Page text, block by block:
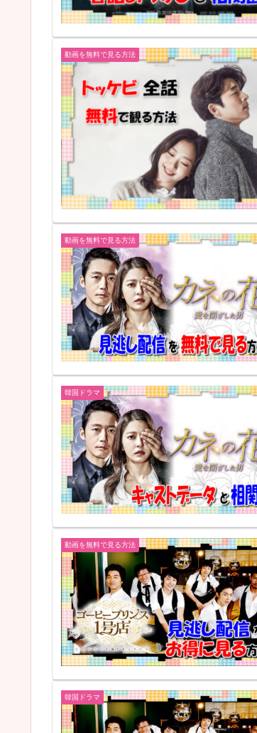
動画を無料で見る方法
動画を無料で見る方法
韓国ドラマ
動画を無料で見る方法
韓国ドラマ